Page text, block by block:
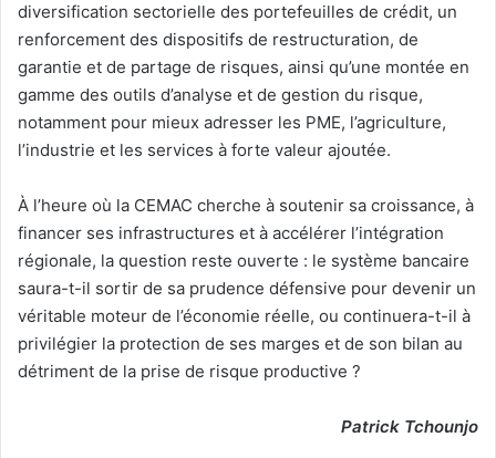
diversification sectorielle des portefeuilles de crédit, un
renforcement des dispositifs de restructuration, de
garantie et de partage de risques, ainsi qu’une montée en
gamme des outils d’analyse et de gestion du risque,
notamment pour mieux adresser les PME, l’agriculture,
l’industrie et les services à forte valeur ajoutée.
À l’heure où la CEMAC cherche à soutenir sa croissance, à
financer ses infrastructures et à accélérer l’intégration
régionale, la question reste ouverte : le système bancaire
saura-t-il sortir de sa prudence défensive pour devenir un
véritable moteur de l’économie réelle, ou continuera-t-il à
privilégier la protection de ses marges et de son bilan au
détriment de la prise de risque productive ?
Patrick Tchounjo